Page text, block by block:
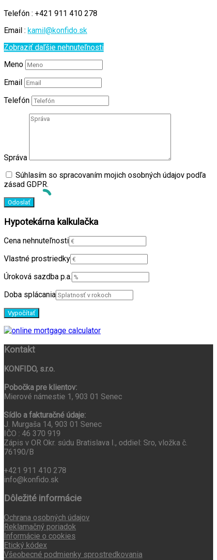
Telefón : +421 911 410 278
Email : kamil@konfido.sk
Zobraziť daľšie nehnuteľnosti
Meno
Email
Telefón
Správa
Súhlasím so spracovaním mojich osobných údajov podľa
zásad GDPR.
Hypotekárna kalkulačka
Cena nehnuteľnosti
Vlastné prostriedky
Úroková sazdba p.a.
Doba splácania
Kontakt
KONFIDO, s.r.o.
Pobočka pre klientov:
Mierové námestie 1, 903 01 Senec
Sídlo a fakturačné údaje:
J. Murgaša 14, 903 01 Senec
IČO : 46 370 919
Zápis v OR Okr. súdu Bratislava I., oddiel: Sro, vložka č.
76190/B
+421 911 410 278
info@konfido.sk
Dôležité informácie
Ochrana osobných údajov
Reklamačný poriadok
Informácie o cookies
Etický kódex
Všeobecné podmienky sprostredkovania